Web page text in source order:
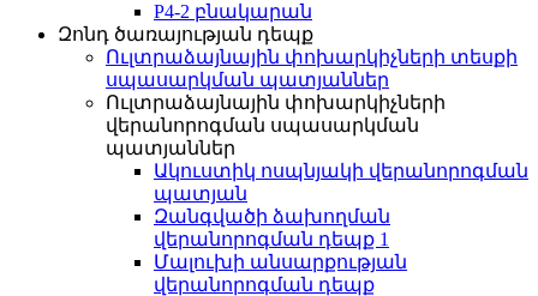
P4-2 բնակարան
Զոնդ ծառայության դեպք
Ուլտրաձայնային փոխարկիչների տեսքի
սպասարկման պատյաններ
Ուլտրաձայնային փոխարկիչների
վերանորոգման սպասարկման
պատյաններ
Ակուստիկ ոսպնյակի վերանորոգման
պատյան
Զանգվածի ձախողման
վերանորոգման դեպք 1
Մալուխի անսարքության
վերանորոգման դեպք